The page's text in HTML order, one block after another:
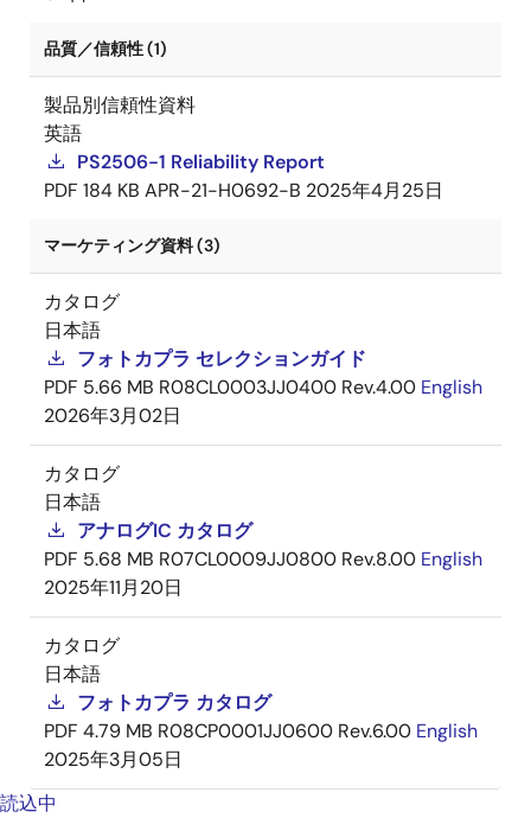
品質／信頼性 (1)
製品別信頼性資料
英語
PS2506-1 Reliability Report
PDF 184 KB APR-21-H0692-B 2025年4月25日
マーケティング資料 (3)
カタログ
日本語
フォトカプラ セレクションガイド
PDF 5.66 MB R08CL0003JJ0400 Rev.4.00 English
2026年3月02日
カタログ
日本語
アナログIC カタログ
PDF 5.68 MB R07CL0009JJ0800 Rev.8.00 English
2025年11月20日
カタログ
日本語
フォトカプラ カタログ
PDF 4.79 MB R08CP0001JJ0600 Rev.6.00 English
2025年3月05日
読込中